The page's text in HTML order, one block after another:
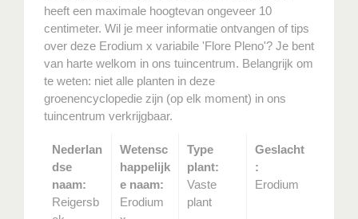
heeft een maximale hoogtevan ongeveer 10
centimeter. Wil je meer informatie ontvangen of tips
over deze Erodium x variabile 'Flore Pleno'? Je bent
van harte welkom in ons tuincentrum. Belangrijk om
te weten: niet alle planten in deze
groenencyclopedie zijn (op elk moment) in ons
tuincentrum verkrijgbaar.
Nederlan
dse
naam:
Reigersb
Wetensc
happelijk
e naam:
Erodium
Type
plant:
Vaste
plant
Geslacht
:
Erodium